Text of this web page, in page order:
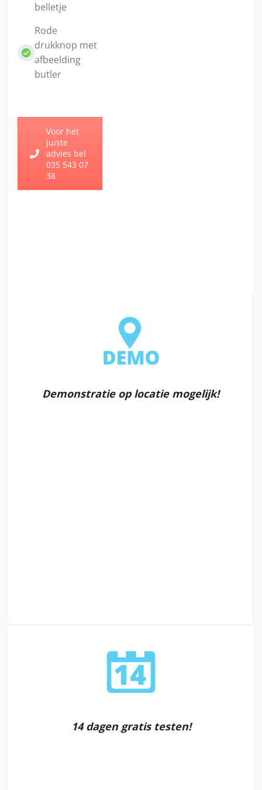
belletje
Rode
drukknop met
afbeelding
butler
Voor het
juiste
advies bel
035 543 07
38
Demonstratie op locatie mogelijk!
14 dagen gratis testen!